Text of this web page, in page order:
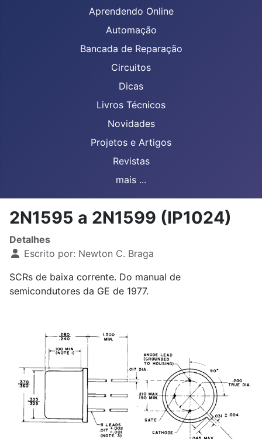
Aprendendo Online
Automação
Bancada de Reparação
Circuitos
Dicas
Livros Técnicos
Novidades
Projetos e Artigos
Revistas
mais ...
2N1595 a 2N1599 (IP1024)
Detalhes
Escrito por: Newton C. Braga
SCRs de baixa corrente. Do manual de
semicondutores da GE de 1977.